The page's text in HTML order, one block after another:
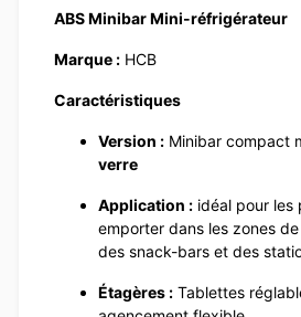
ABS Minibar Mini-réfrigérateur
Marque : HCB
Caractéristiques
Version : Minibar compact
verre
Application : idéal pour les
emporter dans les zones
des snack-bars et des
Étagères : Tablettes